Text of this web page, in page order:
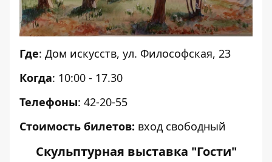
Где: Дом искусств, ул. Философская, 23
Когда: 10:00 - 17.30
Телефоны: 42-20-55
Стоимость билетов: вход свободный
Скульптурная выставка "Гости"